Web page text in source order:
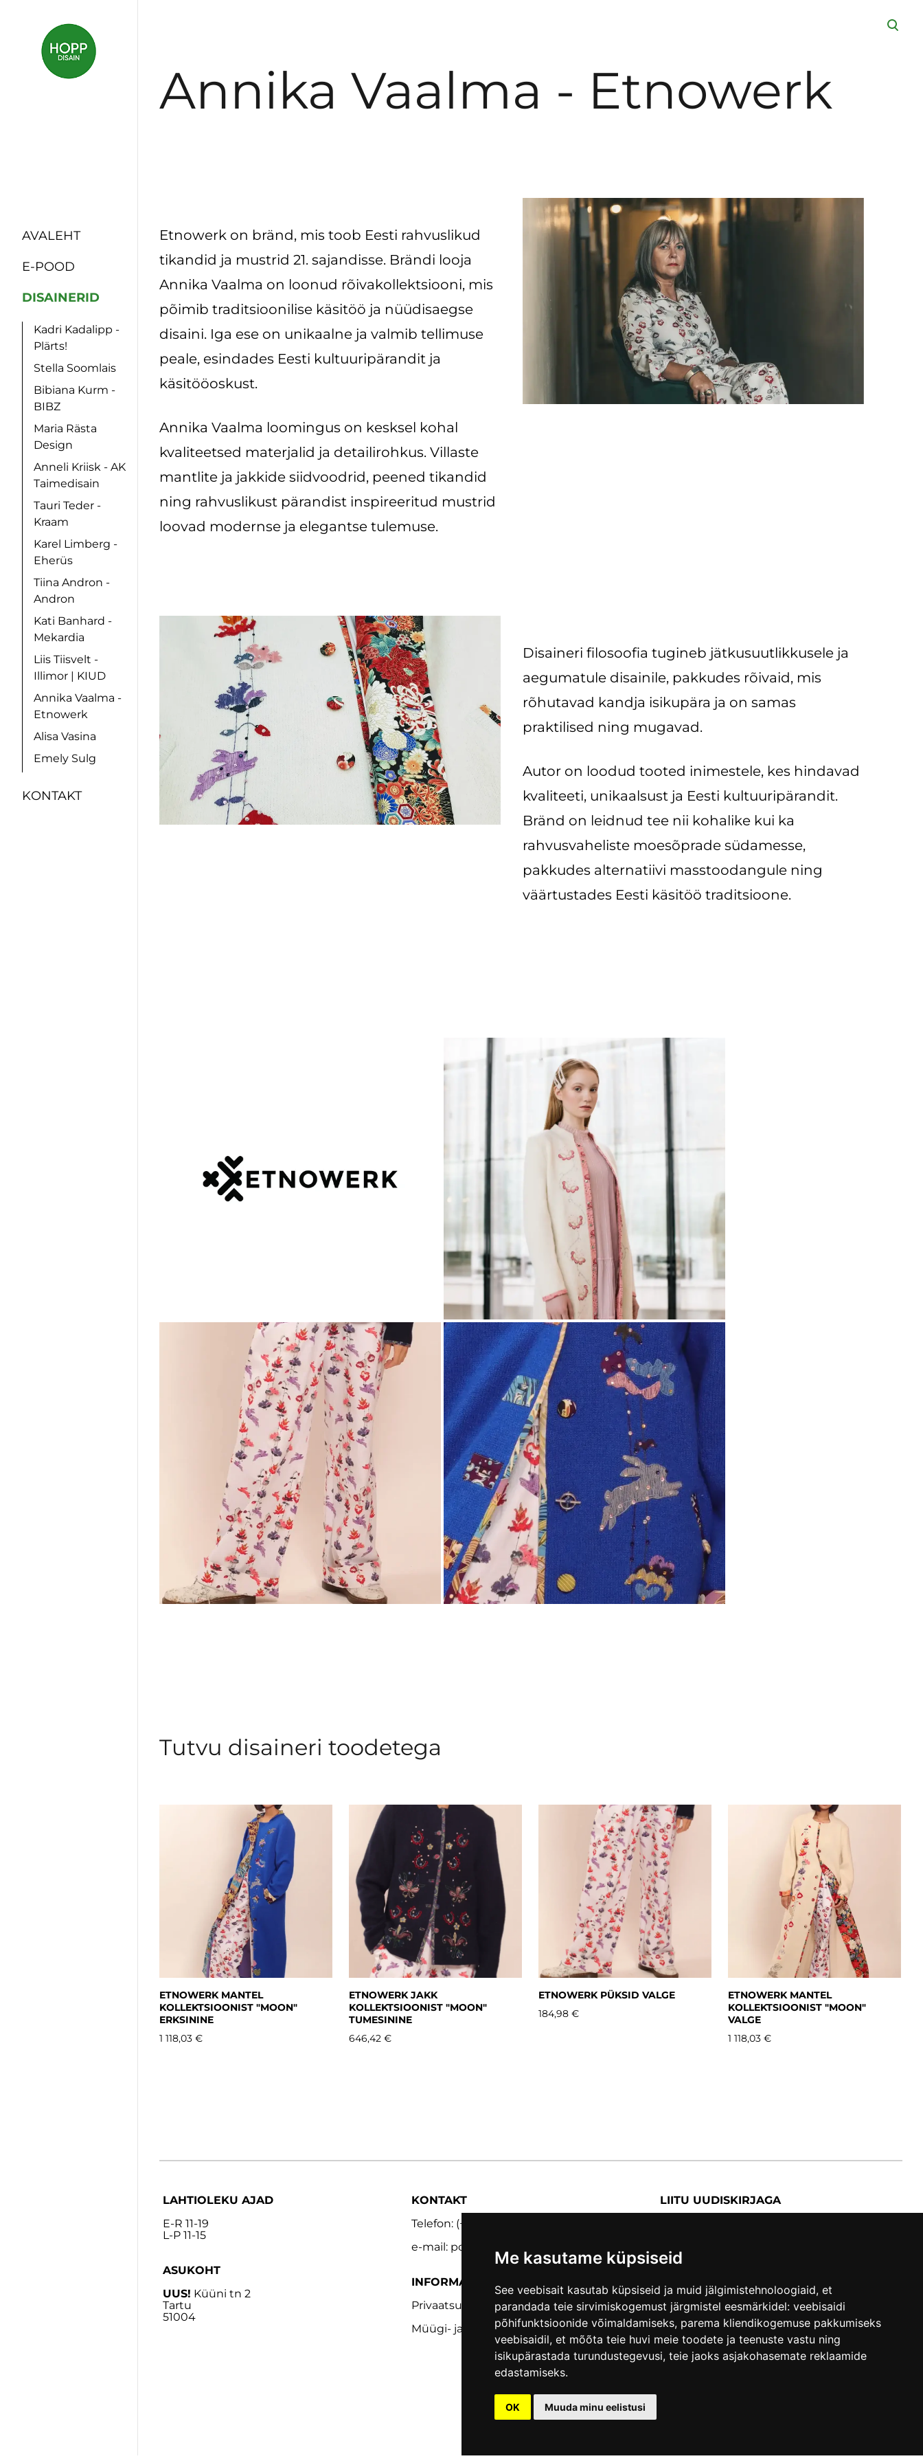
Me kasutame küpsiseid
See veebisait kasutab küpsiseid ja muid jälgimistehnoloogiaid, et
parandada teie sirvimiskogemust järgmistel eesmärkidel: veebisaidi
põhifunktsioonide võimaldamiseks, parema kliendikogemuse pakkumiseks
veebisaidil, et mõõta teie huvi meie toodete ja teenuste vastu ning
isikupärastada turundustegevusi, teie jaoks asjakohasemate reklaamide
edastamiseks.
OK Muuda minu eelistusi
AVALEHT
E-POOD
DISAINERID
Kadri Kadalipp -
Plärts!
Stella Soomlais
Bibiana Kurm -
BIBZ
Maria Rästa
Design
Anneli Kriisk - AK
Taimedisain
Tauri Teder -
Kraam
Karel Limberg -
Eherüs
Tiina Andron -
Andron
Kati Banhard -
Mekardia
Liis Tiisvelt -
Illimor | KIUD
Annika Vaalma -
Etnowerk
Alisa Vasina
Emely Sulg
KONTAKT
Annika Vaalma - Etnowerk
Etnowerk on bränd, mis toob Eesti rahvuslikud
tikandid ja mustrid 21. sajandisse. Brändi looja
Annika Vaalma on loonud rõivakollektsiooni, mis
põimib traditsioonilise käsitöö ja nüüdisaegse
disaini. Iga ese on unikaalne ja valmib tellimuse
peale, esindades Eesti kultuuripärandit ja
käsitööoskust.
Annika Vaalma loomingus on kesksel kohal
kvaliteetsed materjalid ja detailirohkus. Villaste
mantlite ja jakkide siidvoodrid, peened tikandid
ning rahvuslikust pärandist inspireeritud mustrid
loovad modernse ja elegantse tulemuse.
Disaineri filosoofia tugineb jätkusuutlikkusele ja
aegumatule disainile, pakkudes rõivaid, mis
rõhutavad kandja isikupära ja on samas
praktilised ning mugavad.
Autor on loodud tooted inimestele, kes hindavad
kvaliteeti, unikaalsust ja Eesti kultuuripärandit.
Bränd on leidnud tee nii kohalike kui ka
rahvusvaheliste moesõprade südamesse,
pakkudes alternatiivi masstoodangule ning
väärtustades Eesti käsitöö traditsioone.
Tutvu disaineri toodetega
ETNOWERK MANTEL
KOLLEKTSIOONIST "MOON"
ERKSININE
1 118,03 €
ETNOWERK JAKK
KOLLEKTSIOONIST "MOON"
TUMESININE
646,42 €
ETNOWERK PÜKSID VALGE
184,98 €
ETNOWERK MANTEL
KOLLEKTSIOONIST "MOON"
VALGE
1 118,03 €
LAHTIOLEKU AJAD
E-R 11-19
L-P 11-15
ASUKOHT
UUS! Küüni tn 2
Tartu
51004
KONTAKT
Telefon: (+372) 5302 9848
e-mail: pood@lmk.ee
INFORMATSIOON
Privaatsuspoliitika
Müügi- ja tagastustingimused
LIITU UUDISKIRJAGA